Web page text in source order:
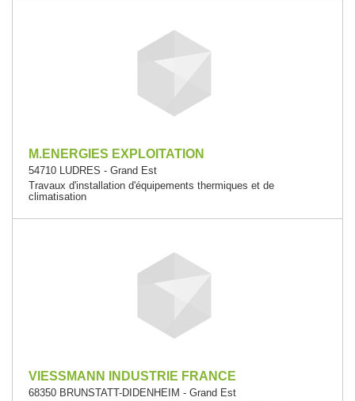
M.ENERGIES EXPLOITATION
54710 LUDRES - Grand Est
Travaux d'installation d'équipements thermiques et de
climatisation
VIESSMANN INDUSTRIE FRANCE
68350 BRUNSTATT-DIDENHEIM - Grand Est